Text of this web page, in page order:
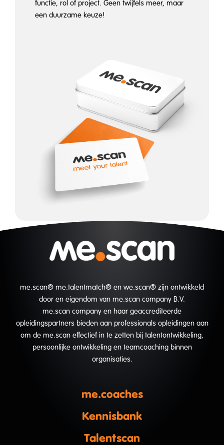
functie, rol of project. Geen twijfels meer, maar
een duurzame keuze!
me.scan® me.talentmatch® en we.scan® zijn ontwikkeld
door en eigendom van me.scan company B.V.
me.scan company en haar geaccrediteerde
opleidingspartners bieden aan professionals opleidingen aan
om de me.scan effectief in te zetten bij talentontwikkeling,
persoonlijke ontwikkeling en teamcoaching binnen
organisaties.
me.coaches
Kennisbank
Talentscan